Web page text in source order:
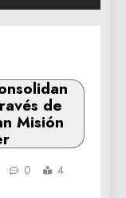
de
Misión
0
4